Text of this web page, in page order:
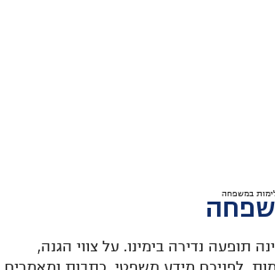
במשפחה
תופעה נדירה בימינו. על צווי הגנה,